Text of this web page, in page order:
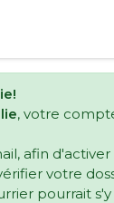
, votre
afin
votre
pourrait